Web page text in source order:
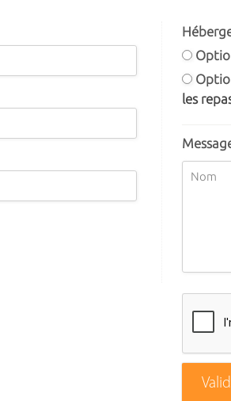
les